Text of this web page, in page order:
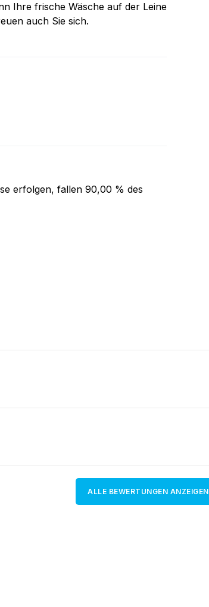
Ihre frische Wäsche auf der Leine
auch Sie sich.
erfolgen, fallen 90,00 % des
ALLE BEWERTUNGEN ANZEIGEN